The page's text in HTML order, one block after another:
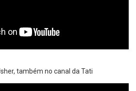
também no canal da Tati